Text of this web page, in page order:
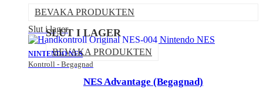
BEVAKA PRODUKTEN
Slut i lager
NINTENDO NES
Kontroll - Begagnad
SLUT I LAGER
BEVAKA PRODUKTEN
NES Advantage (Begagnad)